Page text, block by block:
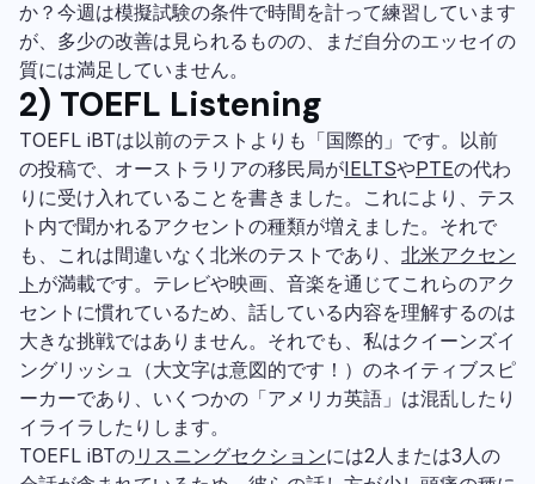
か？今週は模擬試験の条件で時間を計って練習しています
が、多少の改善は見られるものの、まだ自分のエッセイの
質には満足していません。
2) TOEFL Listening
TOEFL iBTは以前のテストよりも「国際的」です。以前
の投稿で、オーストラリアの移民局がIELTSやPTEの代わ
りに受け入れていることを書きました。これにより、テス
ト内で聞かれるアクセントの種類が増えました。それで
も、これは間違いなく北米のテストであり、 北米アクセン
ト が満載です。テレビや映画、音楽を通じてこれらのアク
セントに慣れているため、話している内容を理解するのは
大きな挑戦ではありません。それでも、私はクイーンズイ
ングリッシュ（大文字は意図的です！）のネイティブスピ
ーカーであり、いくつかの「アメリカ英語」は混乱したり
イライラしたりします。
TOEFL iBTのリスニングセクションには2人または3人の